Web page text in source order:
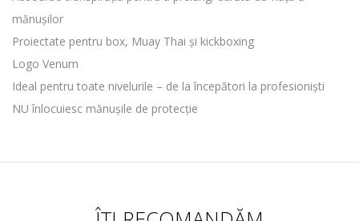
mănușilor
Proiectate pentru box, Muay Thai și kickboxing
Logo Venum
Ideal pentru toate nivelurile – de la începători la profesioniști
NU înlocuiesc mănușile de protecție